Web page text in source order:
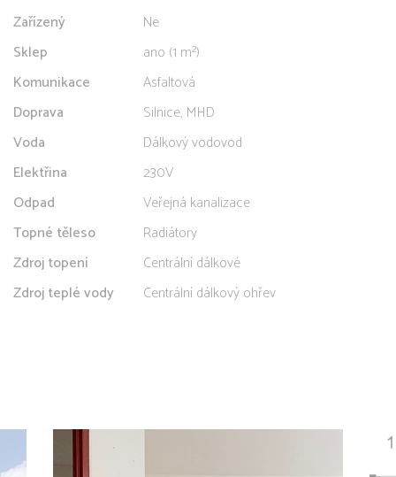
Zařízený
Ne
Sklep
ano (1 m²)
Komunikace
Asfaltová
Doprava
Silnice, MHD
Voda
Dálkový vodovod
Elektřina
230V
Odpad
Veřejná kanalizace
Topné těleso
Radiátory
Zdroj topení
Centrální dálkové
Zdroj teplé vody
Centrální dálkový ohřev